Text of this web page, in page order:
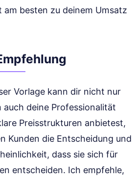
am besten zu deinem Umsatz
Vorlage kann dir nicht nur
auch deine Professionalität
Preisstrukturen anbietest,
Kunden die Entscheidung und
dass sie sich für
entscheiden. Ich empfehle,